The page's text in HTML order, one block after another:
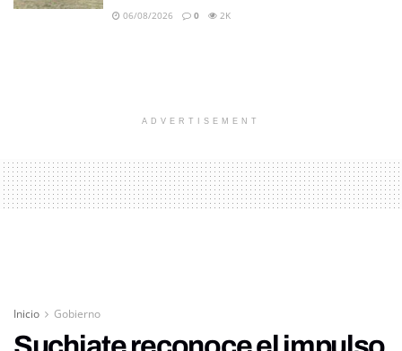
06/08/2026 0 2K
ADVERTISEMENT
Inicio Gobierno